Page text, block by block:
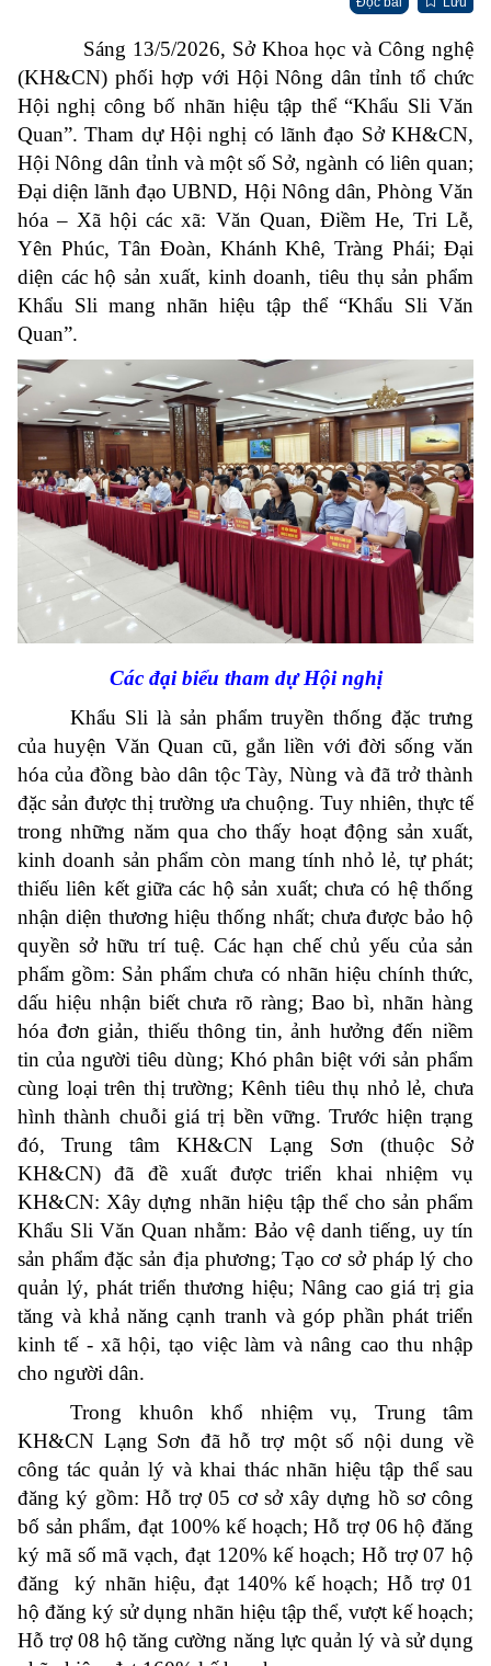
Sáng 13/5/2026, Sở Khoa học và Công nghệ
(KH&CN) phối hợp với Hội Nông dân tỉnh tổ chức
Hội nghị công bố nhãn hiệu tập thể “Khẩu Sli Văn
Quan”. Tham dự Hội nghị có lãnh đạo Sở KH&CN,
Hội Nông dân tỉnh và một số Sở, ngành có liên quan;
Đại diện lãnh đạo UBND, Hội Nông dân, Phòng Văn
hóa – Xã hội các xã: Văn Quan, Điềm He, Tri Lễ,
Yên Phúc, Tân Đoàn, Khánh Khê, Tràng Phái; Đại
diện các hộ sản xuất, kinh doanh, tiêu thụ sản phẩm
Khẩu Sli mang nhãn hiệu tập thể “Khẩu Sli Văn
Quan”.
Các đại biểu tham dự Hội nghị
Khẩu Sli là sản phẩm truyền thống đặc trưng
của huyện Văn Quan cũ, gắn liền với đời sống văn
hóa của đồng bào dân tộc Tày, Nùng và đã trở thành
đặc sản được thị trường ưa chuộng. Tuy nhiên, thực tế
trong những năm qua cho thấy hoạt động sản xuất,
kinh doanh sản phẩm còn mang tính nhỏ lẻ, tự phát;
thiếu liên kết giữa các hộ sản xuất; chưa có hệ thống
nhận diện thương hiệu thống nhất; chưa được bảo hộ
quyền sở hữu trí tuệ. Các hạn chế chủ yếu của sản
phẩm gồm: Sản phẩm chưa có nhãn hiệu chính thức,
dấu hiệu nhận biết chưa rõ ràng; Bao bì, nhãn hàng
hóa đơn giản, thiếu thông tin, ảnh hưởng đến niềm
tin của người tiêu dùng; Khó phân biệt với sản phẩm
cùng loại trên thị trường; Kênh tiêu thụ nhỏ lẻ, chưa
hình thành chuỗi giá trị bền vững. Trước hiện trạng
đó, Trung tâm KH&CN Lạng Sơn (thuộc Sở
KH&CN) đã đề xuất được triển khai nhiệm vụ
KH&CN: Xây dựng nhãn hiệu tập thể cho sản phẩm
Khẩu Sli Văn Quan nhằm: Bảo vệ danh tiếng, uy tín
sản phẩm đặc sản địa phương; Tạo cơ sở pháp lý cho
quản lý, phát triển thương hiệu; Nâng cao giá trị gia
tăng và khả năng cạnh tranh và góp phần phát triển
kinh tế - xã hội, tạo việc làm và nâng cao thu nhập
cho người dân.
Trong khuôn khổ nhiệm vụ, Trung tâm
KH&CN Lạng Sơn đã hỗ trợ một số nội dung về
công tác quản lý và khai thác nhãn hiệu tập thể sau
đăng ký gồm: Hỗ trợ 05 cơ sở xây dựng hồ sơ công
bố sản phẩm, đạt 100% kế hoạch; Hỗ trợ 06 hộ đăng
ký mã số mã vạch, đạt 120% kế hoạch; Hỗ trợ 07 hộ
đăng ký nhãn hiệu, đạt 140% kế hoạch; Hỗ trợ 01
hộ đăng ký sử dụng nhãn hiệu tập thể, vượt kế hoạch;
Hỗ trợ 08 hộ tăng cường năng lực quản lý và sử dụng